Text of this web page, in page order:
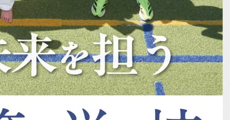
会場テスト
最新受験ニュース
入試情報
自宅受験
高校入試必勝マニュアル
書籍紹介